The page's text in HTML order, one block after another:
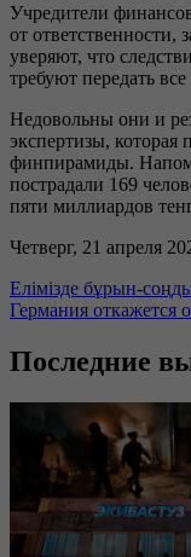
Учредители
от
уверяют, что
требуют передать
Недовольны они и
экспертизы, которая
финпирамиды.
пострадали 169
пяти миллиардов
Четверг, 21 апреля
Елімізде бұрын-
Германия откажется
Последние